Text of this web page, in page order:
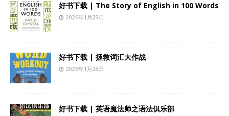
好书下载 | The Story of English in 100 Words
2026年1月29日
好书下载 | 拯救词汇大作战
2026年1月28日
好书下载 | 英语魔法师之语法俱乐部